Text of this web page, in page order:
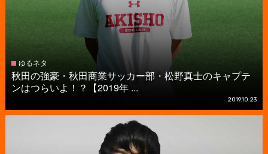
ゆるネタ
秋田の強豪・秋田商業サッカー部・松野真士のキャプテ
ンはつらいよ！？【2019年 ...
2019.10.23